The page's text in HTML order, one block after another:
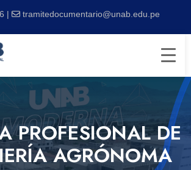
de herramientas
| tramitedocumentario@unab.edu.pe
PROFESIONAL DE
AGRÓNOMA